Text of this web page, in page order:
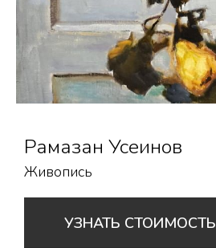
Рамазан Усеинов
Живопись
УЗНАТЬ СТОИМОСТЬ